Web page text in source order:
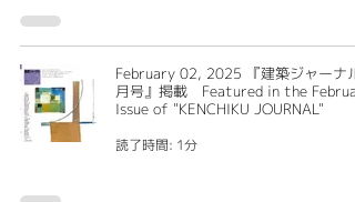
February 02, 2025 『建築ジャーナ
月号』掲載 Featured in the
Issue of "KENCHIKU JOURNAL"
読了時間: 1分